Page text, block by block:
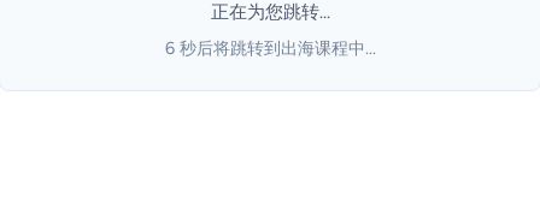
正在为您跳转...
6秒后将跳转到出海课程中...